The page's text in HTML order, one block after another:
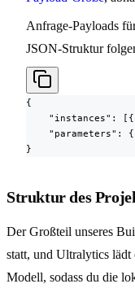
Anfrage-Payloads
JSON-Struktur
{
"instances":
"parameters":
}
Struktur des
Der Großteil unseres
statt, und Ultralytics
Modell, sodass du die